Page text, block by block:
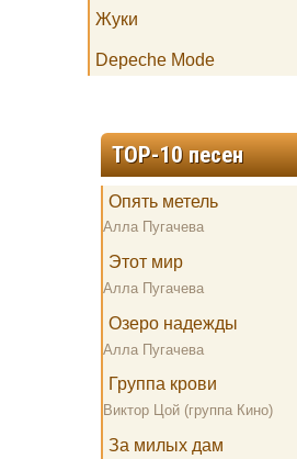
Жуки
Depeche Mode
TOP-10 песен
Опять метель
Алла Пугачева
Этот мир
Алла Пугачева
Озеро надежды
Алла Пугачева
Группа крови
Виктор Цой (группа Кино)
За милых дам